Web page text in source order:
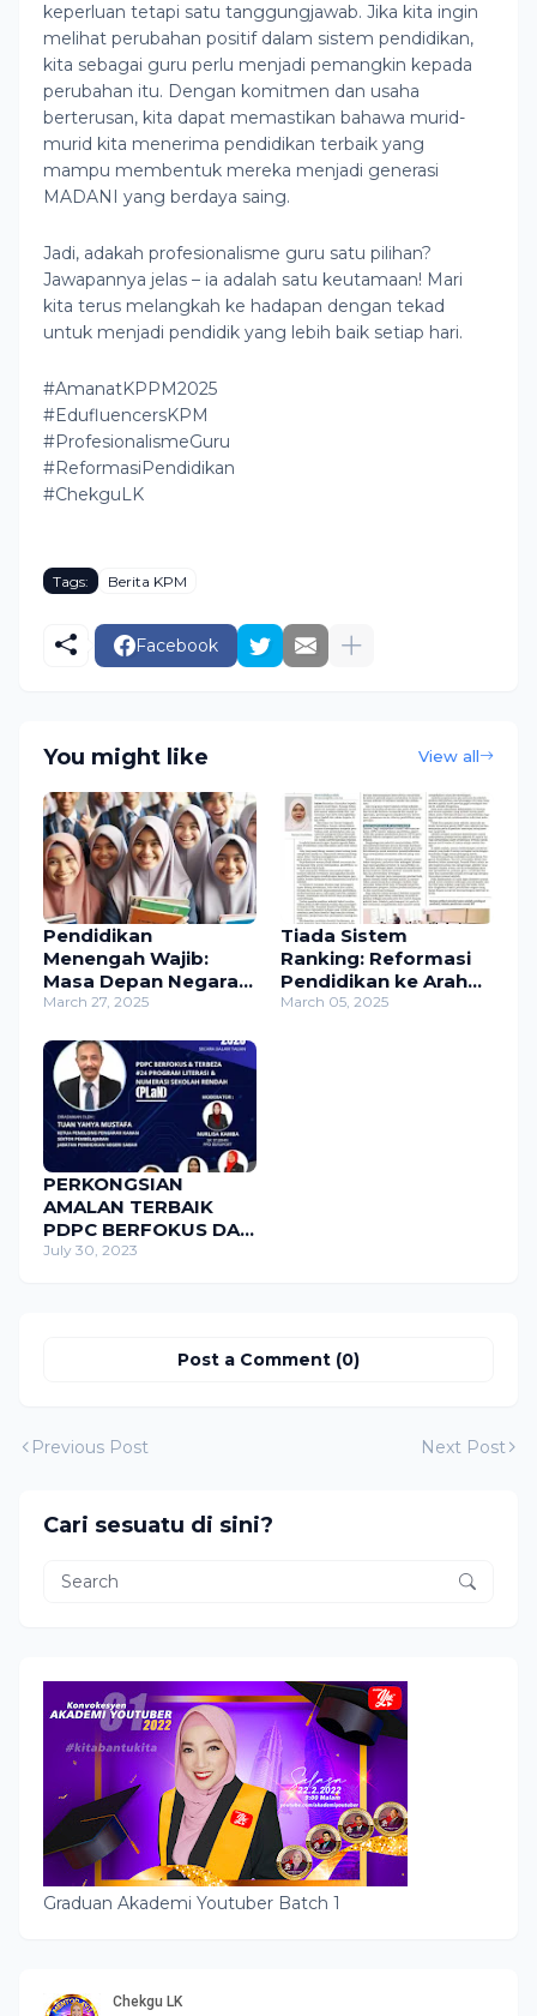
keperluan tetapi satu tanggungjawab. Jika kita ingin
melihat perubahan positif dalam sistem pendidikan,
kita sebagai guru perlu menjadi pemangkin kepada
perubahan itu. Dengan komitmen dan usaha
berterusan, kita dapat memastikan bahawa murid-
murid kita menerima pendidikan terbaik yang
mampu membentuk mereka menjadi generasi
MADANI yang berdaya saing.
Jadi, adakah profesionalisme guru satu pilihan?
Jawapannya jelas – ia adalah satu keutamaan! Mari
kita terus melangkah ke hadapan dengan tekad
untuk menjadi pendidik yang lebih baik setiap hari.
#AmanatKPPM2025
#EdufluencersKPM
#ProfesionalismeGuru
#ReformasiPendidikan
#ChekguLK
Tags: Berita KPM
Facebook
You might like View all
Pendidikan
Menengah Wajib:
Masa Depan Negara,
Tanggungjawab
March 27, 2025
Tiada Sistem
Ranking: Reformasi
Pendidikan ke Arah
Sekolah Lebih Baik
March 05, 2025
PERKONGSIAN
AMALAN TERBAIK
PDPC BERFOKUS DAN
TERBEZA #24 :
ANJURAN JABATAN
KERJASAMA PPD
BEAUFORT, PPD
SIPITANG
July 30, 2023
Post a Comment (0)
Previous Post Next Post
Cari sesuatu di sini?
Graduan Akademi Youtuber Batch 1